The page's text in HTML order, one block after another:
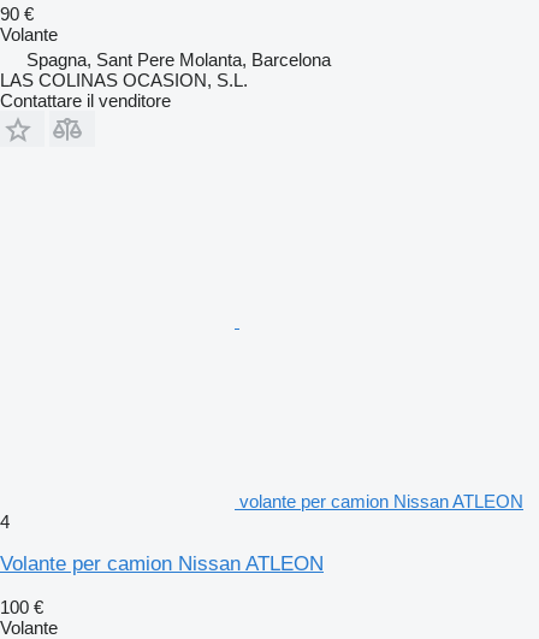
90 €
Volante
Spagna, Sant Pere Molanta, Barcelona
LAS COLINAS OCASION, S.L.
Contattare il venditore
volante per camion Nissan ATLEON
4
Volante per camion Nissan ATLEON
100 €
Volante